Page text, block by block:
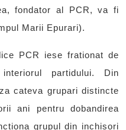
fondator al PCR, va fi
Marii Epurari).
PCR iese frationat de
partidului. Din
cateva grupari distincte
ani pentru dobandirea
grupul din inchisori